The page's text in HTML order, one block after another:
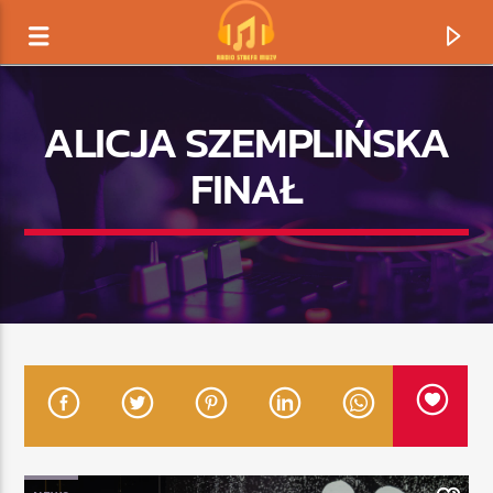
TERAZ GRAMY
TYTUŁ
ARTYSTA
ALICJA SZEMPLIŃSKA
FINAŁ